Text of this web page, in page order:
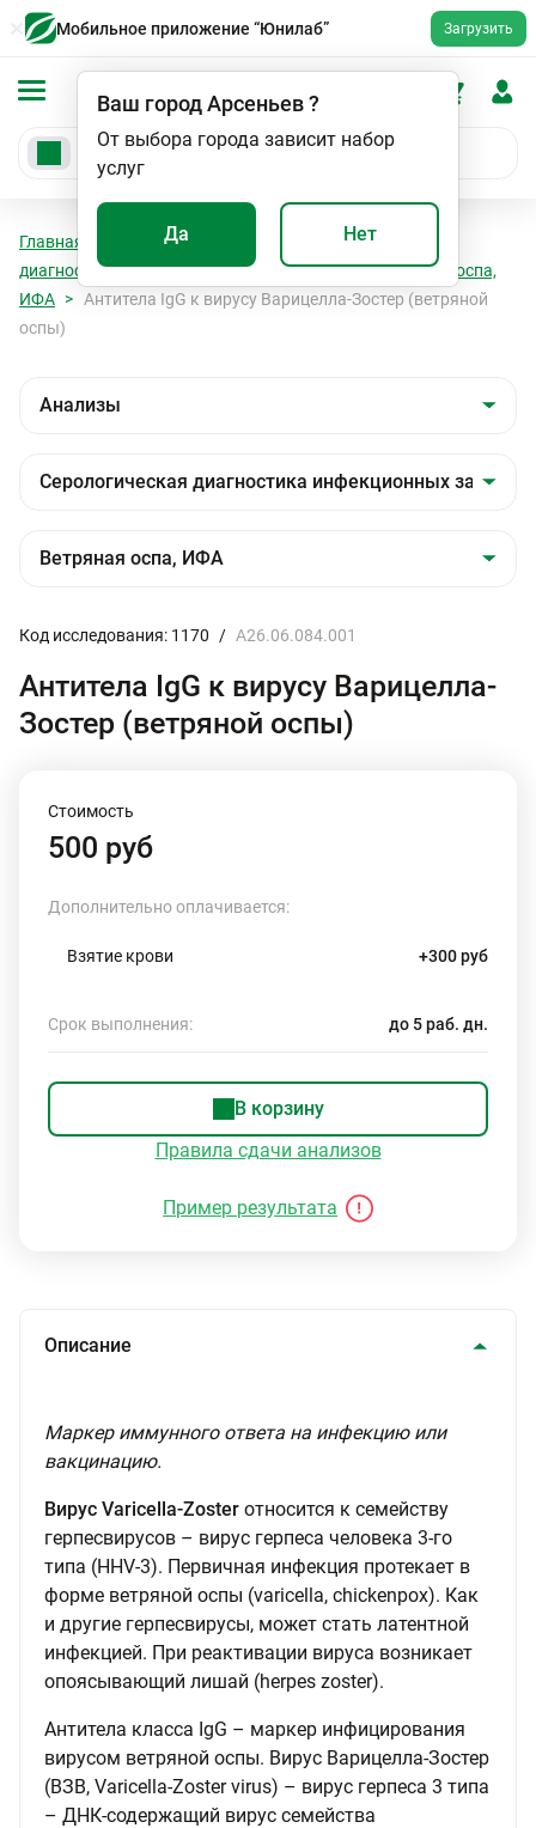
Мобильное приложение “Юнилаб” Загрузить
Ваш городАрсеньев?
От выбора города зависит набор
услуг
Да Нет
Главная Анализы
Серологическая
диагностика инфекционных заболеваний
Ветряная оспа,
ИФА
Антитела IgG к вирусу Варицелла-Зостер (ветряной
оспы)
Код исследования: 1170 / A26.06.084.001
Антитела IgG к вирусу Варицелла-
Зостер (ветряной оспы)
Стоимость
500 руб
Дополнительно оплачивается:
Взятие крови +300 руб
Срок выполнения: до 5 раб. дн.
В корзину
Правила сдачи анализов
Пример результата
Описание
Маркер иммунного ответа на инфекцию или
вакцинацию.
Вирус Varicella-Zoster относится к семейству
герпесвирусов – вирус герпеса человека 3-го
типа (HHV-3). Первичная инфекция протекает в
форме ветряной оспы (varicella, chickenpox). Как
и другие герпесвирусы, может стать латентной
инфекцией. При реактивации вируса возникает
опоясывающий лишай (herpes zoster).
Антитела класса IgG – маркер инфицирования
вирусом ветряной оспы. Вирус Варицелла-Зостер
(ВЗВ, Varicella-Zoster virus) – вирус герпеса 3 типа
– ДНК-содержащий вирус семейства